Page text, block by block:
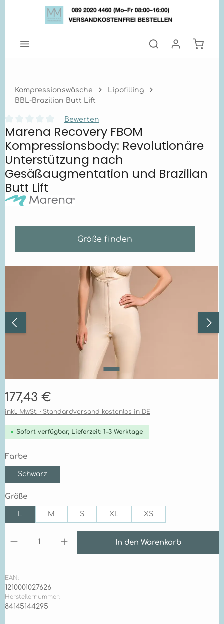
Zum Hauptinhalt springen
Kompressionswäsche
Lipofilling
BBL-Brazilian Butt Lift
Durchschnittliche Bewertung von 0 von 5 Sternen
Bewerten
Marena Recovery FBOM
Kompressionsbody: Revolutionäre
Unterstützung nach
Gesäßaugmentation und Brazilian
Butt Lift
Größe finden
Bildergalerie überspringen
Regulärer Preis:
177,43 €
inkl. MwSt. · Standardversand kostenlos in DE
Sofort verfügbar, Lieferzeit: 1-3 Werktage
Farbeauswählen
Schwarz
Größeauswählen
L M S XL XS
Produkt Anzahl: Gib den gewünschten Wert
In den Warenkorb
EAN:
1210001027626
Herstellernummer:
84145144295